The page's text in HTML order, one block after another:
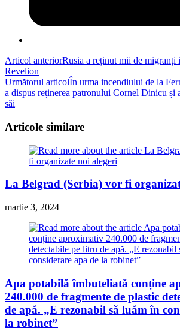
Read
more
articles
Articol anteriorRusia a reținut mii de migranți
Revelion
Următorul articolÎn urma incendiului de la
a dispus reținerea patronului Cornel Dinicu și
săi
Articole similare
La Belgrad (Serbia) vor fi
martie 3, 2024
Apa potabilă îmbuteliată conține
240.000 de fragmente de plastic
de apă. „E rezonabil să luăm în
la robinet”